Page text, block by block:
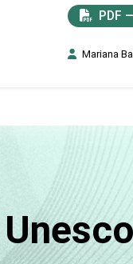
PDF
Mariana